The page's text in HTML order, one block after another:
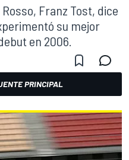
Franz Tost, dice
su mejor
en 2006.
PRINCIPAL